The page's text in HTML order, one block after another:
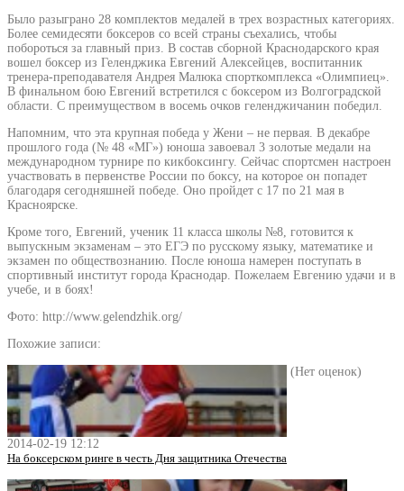
Было разыграно 28 комплектов медалей в трех возрастных категориях.
Более семидесяти боксеров со всей страны съехались, чтобы
побороться за главный приз. В состав сборной Краснодарского края
вошел боксер из Геленджика Евгений Алексейцев, воспитанник
тренера-преподавателя Андрея Малюка спорткомплекса «Олимпиец».
В финальном бою Евгений встретился с боксером из Волгоградской
области. С преимуществом в восемь очков геленджичанин победил.
Напомним, что эта крупная победа у Жени – не первая. В декабре
прошлого года (№ 48 «МГ») юноша завоевал 3 золотые медали на
международном турнире по кикбоксингу. Сейчас спортсмен настроен
участвовать в первенстве России по боксу, на которое он попадет
благодаря сегодняшней победе. Оно пройдет с 17 по 21 мая в
Красноярске.
Кроме того, Евгений, ученик 11 класса школы №8, готовится к
выпускным экзаменам – это ЕГЭ по русскому языку, математике и
экзамен по обществознанию. После юноша намерен поступать в
спортивный институт города Краснодар. Пожелаем Евгению удачи и в
учебе, и в боях!
Фото: http://www.gelendzhik.org/
Похожие записи:
2014-02-19 12:12
На боксерском ринге в честь Дня защитника Отечества
(Нет оценок)